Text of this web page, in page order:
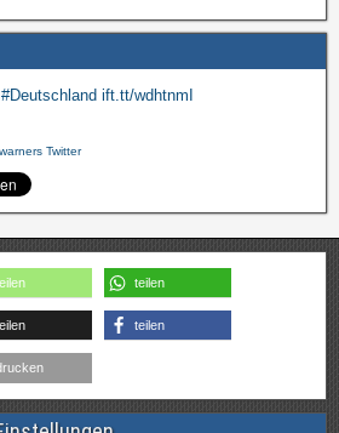
#Deutschland ift.tt/wdhtnmI
Twitter
teilen
teilen